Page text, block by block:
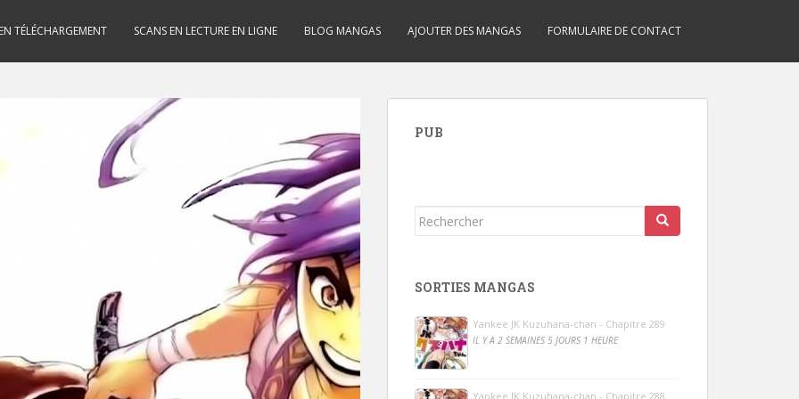
TÉLÉCHARGEMENT SCANS EN LECTURE EN LIGNE BLOG MANGAS AJOUTER DES MANGAS FORMULAIRE DE CONTACT
PUB
Rechercher...
SORTIES MANGAS
Yankee JK Kuzuhana-chan - Chapitre 289
IL Y A 2 SEMAINES 5 JOURS 1 HEURE
Yankee JK Kuzuhana-chan - Chapitre 288